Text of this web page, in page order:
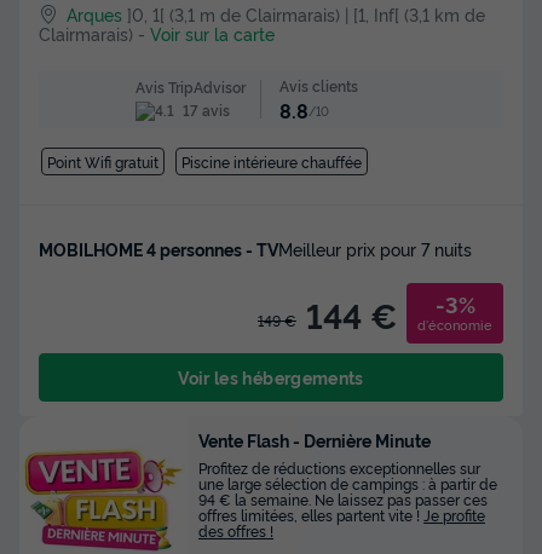
Arques ]0, 1[ (3,1 m de Clairmarais) | [1, Inf[ (3,1 km de
Clairmarais) - Voir sur la carte
Avis TripAdvisor
17 avis
Avis clients
8.8/10
Point Wifi gratuit Piscine intérieure chauffée
MOBILHOME 4 personnes - TVMeilleur prix pour 7 nuits
149 € 144 € -3%
d'économie
Voir les hébergements
Vente Flash - Dernière Minute
Profitez de réductions exceptionnelles sur
une large sélection de campings : à partir de
94 € la semaine. Ne laissez pas passer ces
offres limitées, elles partent vite ! Je profite
des offres !